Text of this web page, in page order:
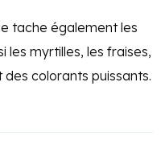
tache également les
les myrtilles, les fraises,
des colorants puissants.